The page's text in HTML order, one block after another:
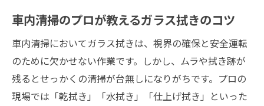
車内清掃のプロが教えるガラス拭きのコツ
車内清掃においてガラス拭きは、視界の確保と安全運転
のために欠かせない作業です。しかし、ムラや拭き跡が
残るとせっかくの清掃が台無しになりがちです。プロの
現場では「乾拭き」「水拭き」「仕上げ拭き」といった